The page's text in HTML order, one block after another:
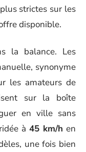
strictes sur les
disponible.
la balance. Les
synonyme
les amateurs de
sur la boîte
en ville sans
à 45 km/h en
une fois bien